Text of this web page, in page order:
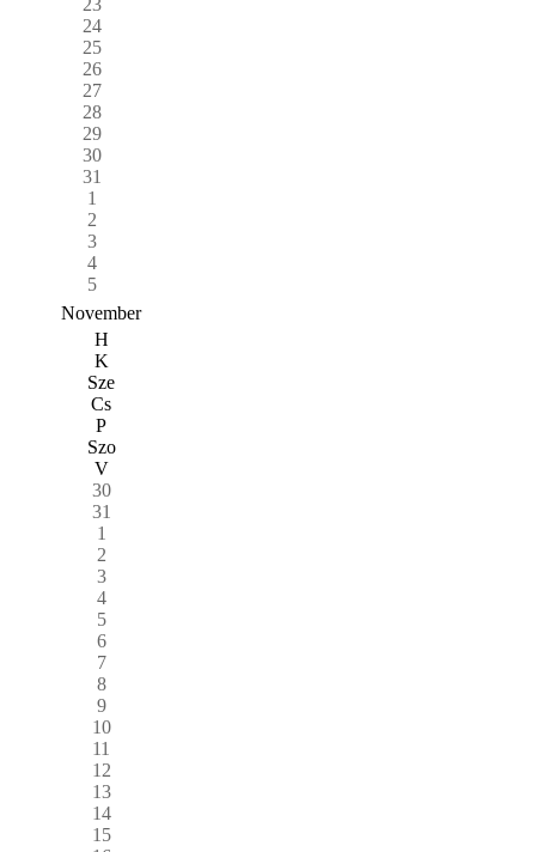
24
25
26
27
28
29
30
31
1
2
3
4
5
November
H
K
Sze
Cs
P
Szo
V
30
31
1
2
3
4
5
6
7
8
9
10
11
12
13
14
15